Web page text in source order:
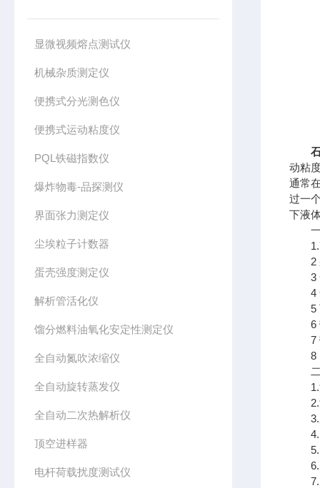
显微视频熔点测试仪
机械杂质测定仪
便携式分光测色仪
便携式运动粘度仪
PQL铁磁指数仪
爆炸物毒-品探测仪
界面张力测定仪
尘埃粒子计数器
蛋壳强度测定仪
解析管活化仪
馏分燃料油氧化安定性测定仪
全自动氮吹浓缩仪
全自动旋转蒸发仪
全自动二次热解析仪
顶空进样器
电杆荷载扰度测试仪
动粘
通常
过一
下液
一
1.7
2 采
3 全
4 全
5 可
6 带
7 带
8 内
二
1.温
2.温
3.加
4.
5.
6.
7.